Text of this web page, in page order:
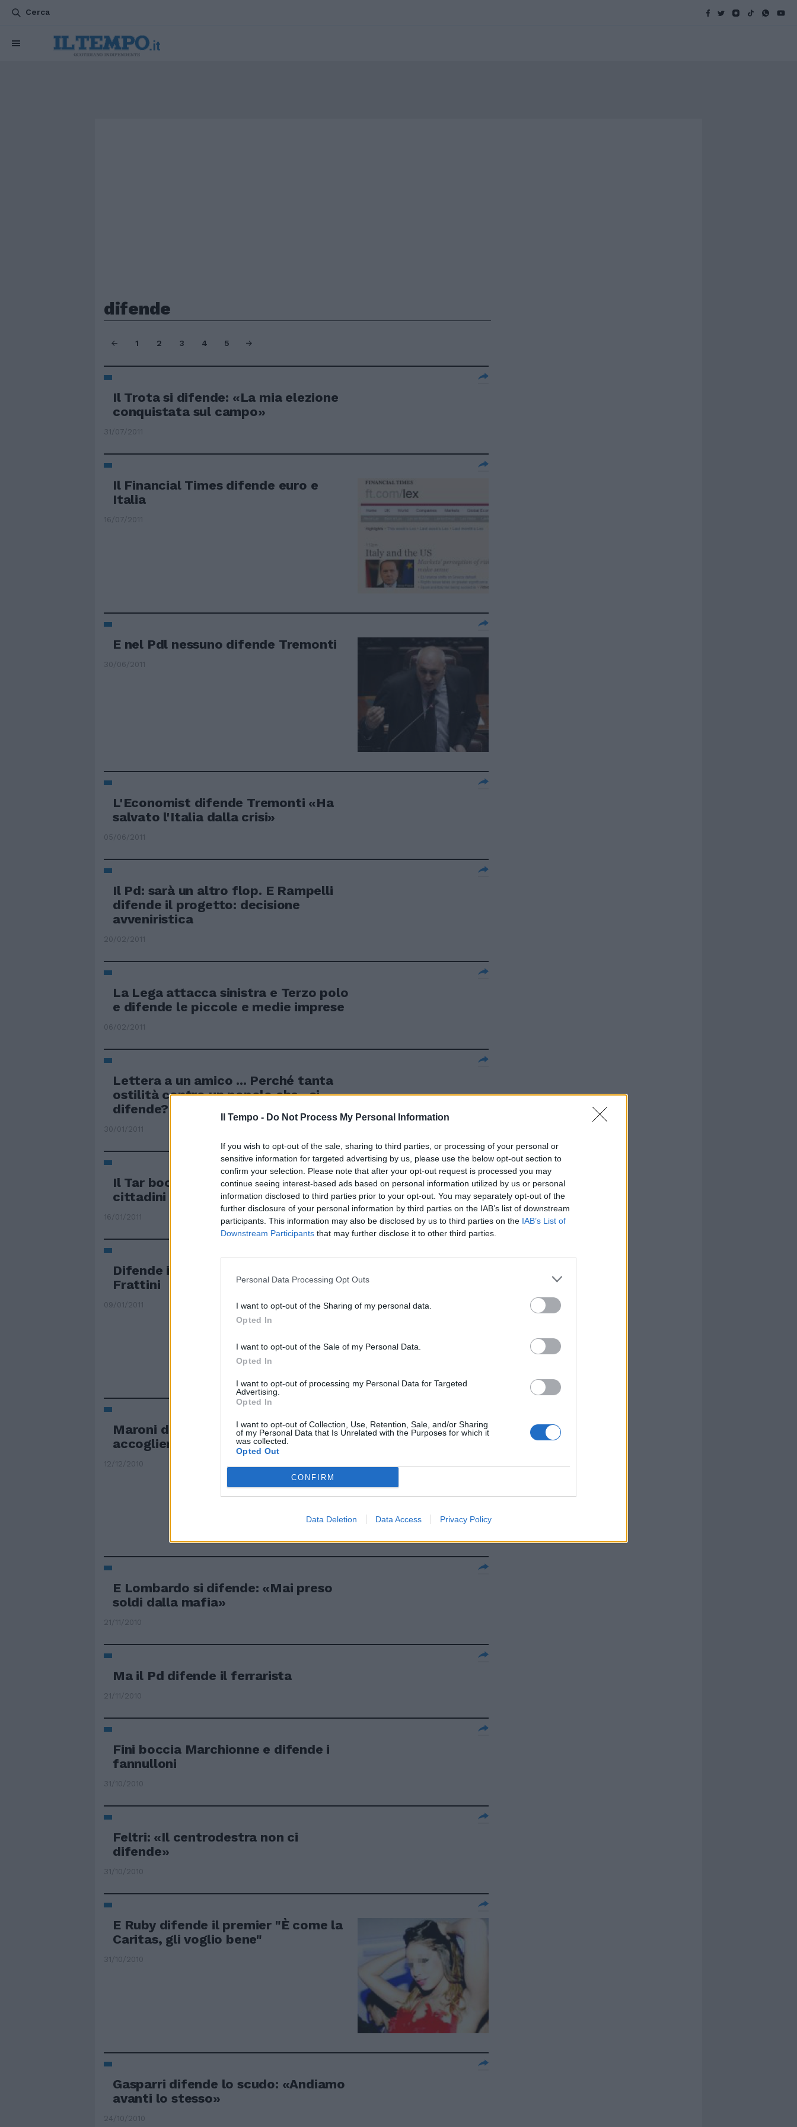
Il Tempo - Do Not Process My Personal Information
If you wish to opt-out of the sale, sharing to third parties, or processing of your personal or
sensitive information for targeted advertising by us, please use the below opt-out section to
confirm your selection. Please note that after your opt-out request is processed you may
continue seeing interest-based ads based on personal information utilized by us or personal
information disclosed to third parties prior to your opt-out. You may separately opt-out of the
further disclosure of your personal information by third parties on the IAB’s list of downstream
participants. This information may also be disclosed by us to third parties on the IAB’s List of
Downstream Participants that may further disclose it to other third parties.
Personal Data Processing Opt Outs
I want to opt-out of the Sharing of my personal data.
Opted In
I want to opt-out of the Sale of my Personal Data.
Opted In
I want to opt-out of processing my Personal Data for Targeted
Advertising.
Opted In
I want to opt-out of Collection, Use, Retention, Sale, and/or Sharing
of my Personal Data that Is Unrelated with the Purposes for which it
was collected.
Opted Out
CONFIRM
Data Deletion Data Access Privacy Policy
Cerca
difende
1 2 3 4 5
Il Trota si difende: «La mia elezione
conquistata sul campo»
31/07/2011
Il Financial Times difende euro e
Italia
16/07/2011
E nel Pdl nessuno difende Tremonti
30/06/2011
L'Economist difende Tremonti «Ha
salvato l'Italia dalla crisi»
05/06/2011
Il Pd: sarà un altro flop. E Rampelli
difende il progetto: decisione
avveniristica
20/02/2011
La Lega attacca sinistra e Terzo polo
e difende le piccole e medie imprese
06/02/2011
Lettera a un amico ... Perché tanta
ostilità contro un popolo che «si»
difende?
30/01/2011
Il Tar boccia il Comune e difende i
cittadini
16/01/2011
Difende i cristiani. Minacciato
Frattini
09/01/2011
Maroni difende il Nord "È operoso e
accogliente"
12/12/2010
E Lombardo si difende: «Mai preso
soldi dalla mafia»
21/11/2010
Ma il Pd difende il ferrarista
21/11/2010
Fini boccia Marchionne e difende i
fannulloni
31/10/2010
Feltri: «Il centrodestra non ci
difende»
31/10/2010
E Ruby difende il premier "È come la
Caritas, gli voglio bene"
31/10/2010
Gasparri difende lo scudo: «Andiamo
avanti lo stesso»
24/10/2010